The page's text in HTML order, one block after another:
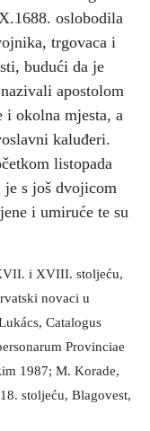
oslobodila
trgovaca i
budući da je
apostolom
i okolna mjesta, a
kaluđeri.
listopada
je s još dvojicom
i umiruće te su
i XVIII. stoljeću,
novaci u
Catalogus
Provinciae
1987; M. Korade,
stoljeću, Blagovest,